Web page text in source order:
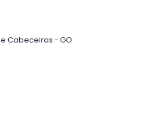
Cabeceiras - GO